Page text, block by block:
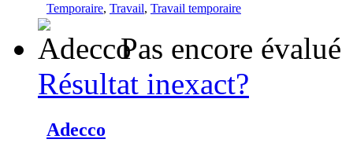
Temporaire, Travail, Travail temporaire
Pas encore évalué
Résultat inexact?
Adecco